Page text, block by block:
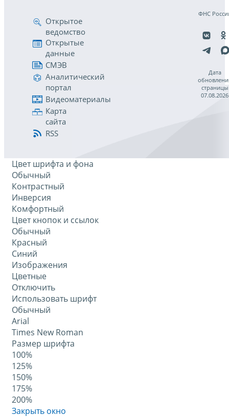
Открытое
ведомство
Открытые
данные
СМЭВ
Аналитический
портал
Видеоматериалы
Карта
сайта
RSS
ФНС
Дата
страницы
07.08.2026
Цвет шрифта и фона
Обычный
Контрастный
Инверсия
Комфортный
Цвет кнопок и ссылок
Обычный
Красный
Синий
Изображения
Цветные
Отключить
Использовать шрифт
Обычный
Arial
Times New Roman
Размер шрифта
100%
125%
150%
175%
200%
Закрыть окно